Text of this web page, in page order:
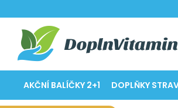
AKČNÍ BALÍČKY 2+1 DOPLŇKY